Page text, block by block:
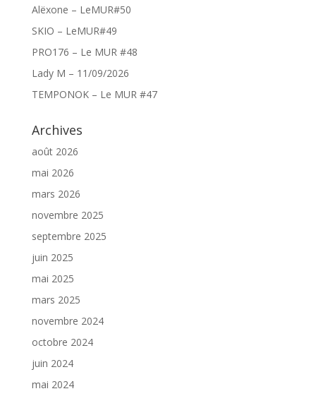
Alëxone – LeMUR#50
SKIO – LeMUR#49
PRO176 – Le MUR #48
Lady M – 11/09/2026
TEMPONOK – Le MUR #47
Archives
août 2026
mai 2026
mars 2026
novembre 2025
septembre 2025
juin 2025
mai 2025
mars 2025
novembre 2024
octobre 2024
juin 2024
mai 2024